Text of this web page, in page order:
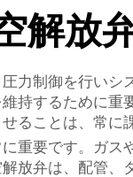
解放
力制御を行い
持するために
ることは、常に
重要です。ガ
放弁は、配管